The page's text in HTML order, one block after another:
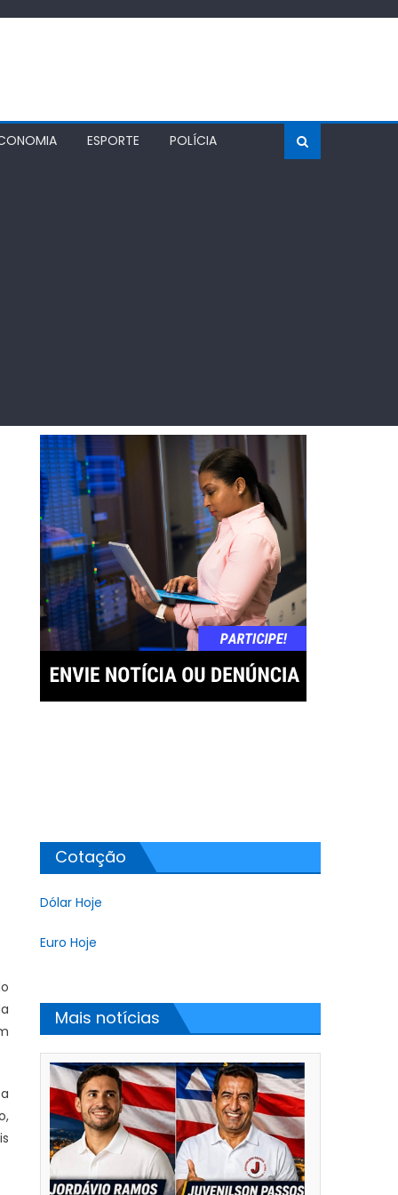
ESPORTE POLÍCIA
Cotação
Dólar Hoje
Euro Hoje
Mais notícias